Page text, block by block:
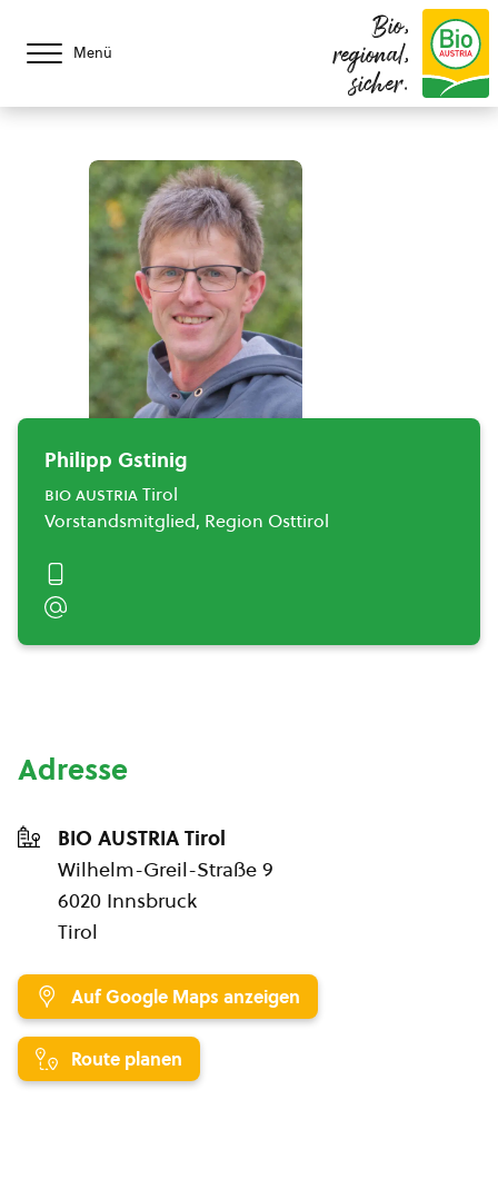
Menü
Bio,
regional,
sicher.
Philipp Gstinig
bio austriaTirol
Vorstandsmitglied, Region Osttirol
Adresse
BIO AUSTRIA Tirol
Wilhelm-Greil-Straße 9
6020 Innsbruck
Tirol
Auf Google Maps anzeigen
Route planen